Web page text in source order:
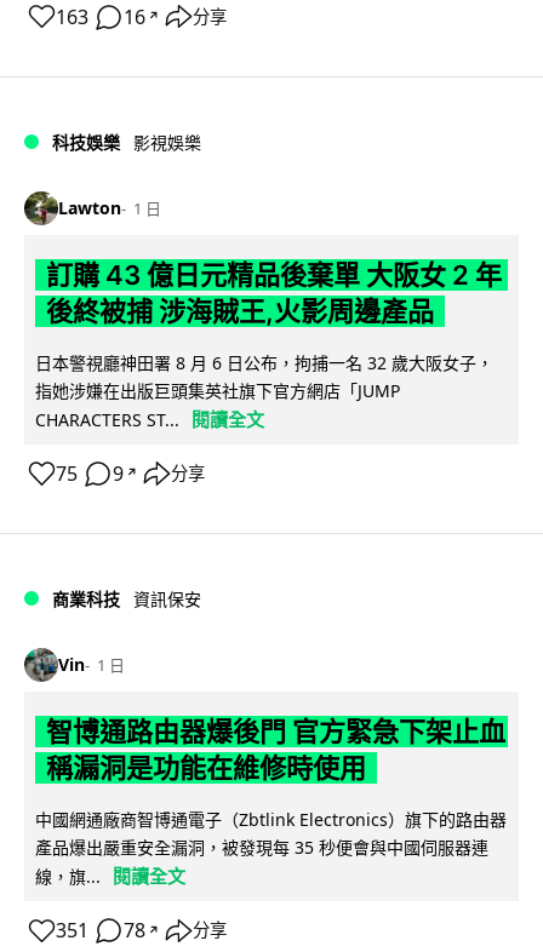
163 16 ↗ 分享
科技娛樂 影視娛樂
Lawton 1 日
訂購 43 億日元精品後棄單 大阪女 2 年
後終被捕 涉海賊王,火影周邊產品
日本警視廳神田署 8 月 6 日公布，拘捕一名 32 歲大阪女子，
指她涉嫌在出版巨頭集英社旗下官方網店「JUMP
CHARACTERS ST...
閱讀全文
75 9 ↗ 分享
商業科技 資訊保安
Vin 1 日
智博通路由器爆後門 官方緊急下架止血
稱漏洞是功能在維修時使用
中國網通廠商智博通電子（Zbtlink Electronics）旗下的路由器
產品爆出嚴重安全漏洞，被發現每 35 秒便會與中國伺服器連
線，旗...
閱讀全文
351 78 ↗ 分享